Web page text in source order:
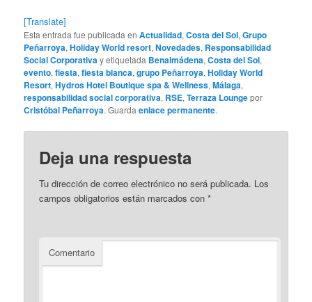
[Translate]
Esta entrada fue publicada enActualidad,Costa del Sol,Grupo
Peñarroya,Holiday World resort,Novedades, Responsabilidad
Social Corporativay etiquetada Benalmádena,Costa del Sol,
evento,fiesta,fiesta blanca,grupo Peñarroya,Holiday World
Resort,Hydros Hotel Boutique spa & Wellness,Málaga,
responsabilidad social corporativa, RSE,Terraza Loungepor
Cristóbal Peñarroya. Guardaenlace permanente.
Deja una respuesta
Tu dirección de correo electrónico no será publicada. Los
campos obligatorios están marcados con*
Comentario